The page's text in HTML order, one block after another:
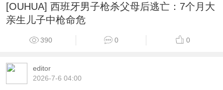
[OUHUA] 西班牙男子枪杀父母后逃亡：7个月大
亲生儿子中枪命危
390 0 0
editor
2026-7-6 04:00